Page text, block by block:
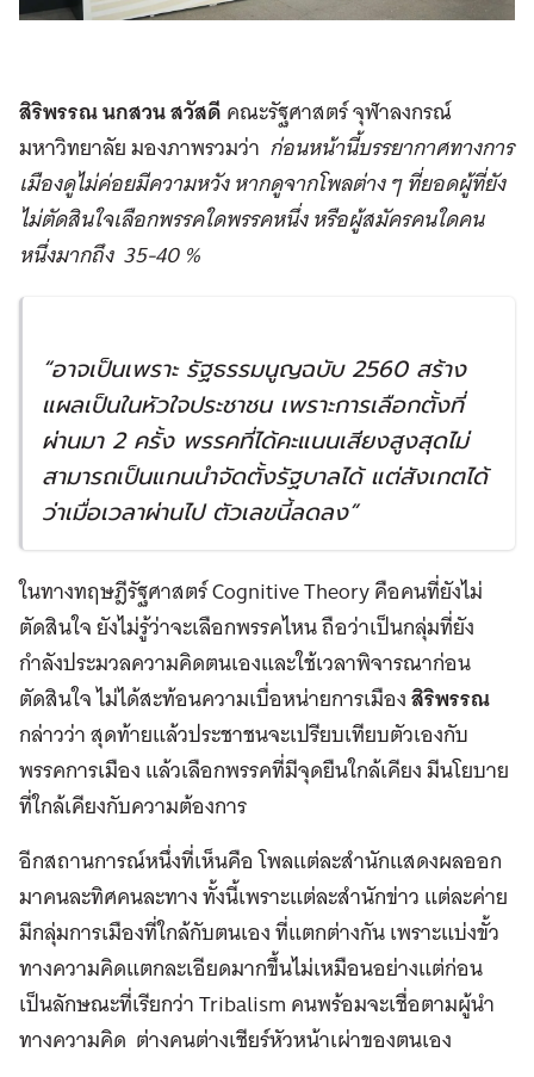
สิริพรรณ นกสวน สวัสดีคณะรัฐศาสตร์ จุฬาลงกรณ์
มหาวิทยาลัย มองภาพรวมว่า ก่อนหน้านี้บรรยากาศทางการ
เมืองดูไม่ค่อยมีความหวัง หากดูจากโพลต่าง ๆ ที่ยอดผู้ที่ยัง
ไม่ตัดสินใจเลือกพรรคใดพรรคหนึ่ง หรือผู้สมัครคนใดคน
หนึ่งมากถึง 35-40 %
“อาจเป็นเพราะ รัฐธรรมนูญฉบับ 2560สร้าง
แผลเป็นในหัวใจประชาชน เพราะการเลือกตั้งที่
ผ่านมา 2 ครั้ง พรรคที่ได้คะแนนเสียงสูงสุดไม่
สามารถเป็นแกนนำจัดตั้งรัฐบาลได้ แต่สังเกตได้
ว่าเมื่อเวลาผ่านไป ตัวเลขนี้ลดลง”
ในทางทฤษฎีรัฐศาสตร์ Cognitive Theory คือคนที่ยังไม่
ตัดสินใจ ยังไม่รู้ว่าจะเลือกพรรคไหน ถือว่าเป็นกลุ่มที่ยัง
กำลังประมวลความคิดตนเองและใช้เวลาพิจารณาก่อน
ตัดสินใจ ไม่ได้สะท้อนความเบื่อหน่ายการเมืองสิริพรรณ
กล่าวว่า สุดท้ายแล้วประชาชนจะเปรียบเทียบตัวเองกับ
พรรคการเมือง แล้วเลือกพรรคที่มีจุดยืนใกล้เคียง มีนโยบาย
ที่ใกล้เคียงกับความต้องการ
อีกสถานการณ์หนึ่งที่เห็นคือ โพลแต่ละสำนักแสดงผลออก
มาคนละทิศคนละทาง ทั้งนี้เพราะแต่ละสำนักข่าว แต่ละค่าย
มีกลุ่มการเมืองที่ใกล้กับตนเอง ที่แตกต่างกัน เพราะแบ่งขั้ว
ทางความคิดแตกละเอียดมากขึ้นไม่เหมือนอย่างแต่ก่อน
เป็นลักษณะที่เรียกว่า Tribalism คนพร้อมจะเชื่อตามผู้นำ
ทางความคิด ต่างคนต่างเชียร์หัวหน้าเผ่าของตนเอง